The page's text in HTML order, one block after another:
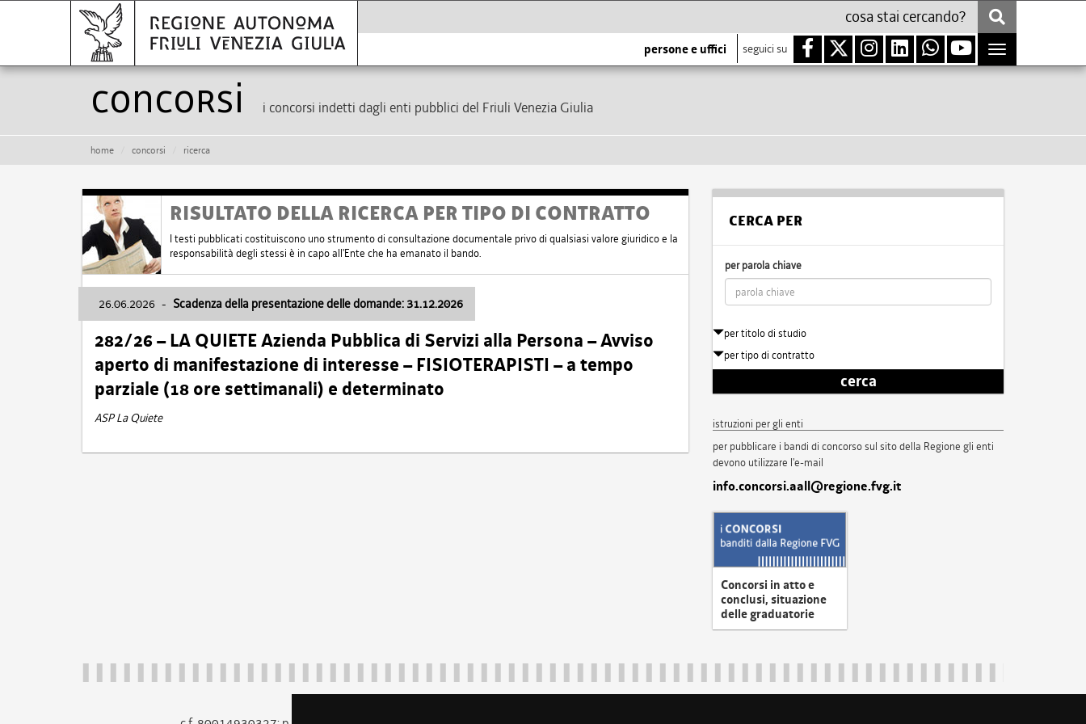
persone e uffici seguici su
Toggle
navigation
Concorsi i concorsi indetti dagli enti pubblici del Friuli Venezia Giulia
home concorsi ricerca
RISULTATO DELLA RICERCA PER TIPO DI CONTRATTO
I testi pubblicati costituiscono uno strumento di consultazione documentale privo di qualsiasi valore giuridico e la
responsabilità degli stessi è in capo all'Ente che ha emanato il bando.
26.06.2026 - Scadenza della presentazione delle domande: 31.12.2026
282/26 – LA QUIETE Azienda Pubblica di Servizi alla Persona – Avviso
aperto di manifestazione di interesse – FISIOTERAPISTI – a tempo
parziale (18 ore settimanali) e determinato
ASP La Quiete
CERCA PER
per parola chiave
per titolo di studio
per tipo di contratto
cerca
istruzioni per gli enti
per pubblicare i bandi di concorso sul sito della Regione gli enti
devono utilizzare l'e-mail
info.concorsi.aall@regione.fvg.it
Concorsi in atto e
conclusi, situazione
delle graduatorie